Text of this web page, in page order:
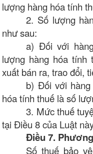
lượng hàng hóa tính
2. Số lượng
như sau:
a) Đối với
lượng hàng hóa tính
xuất bán ra, trao đổi,
b) Đối với
hóa tính thuế là số
3. Mức thuế
tại Điều 8 của Luật
Điều 7.
Số thuế bảo